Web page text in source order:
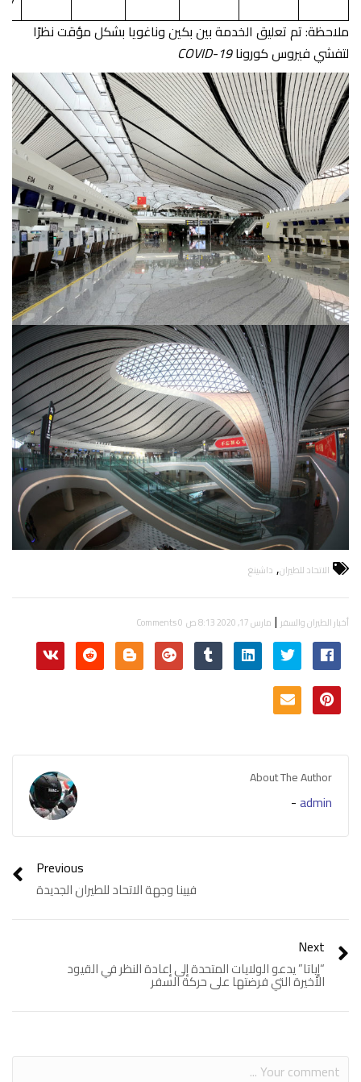
ملاحظة: تم تعليق الخدمة بين بكين وناغويا بشكل مؤقت نظرًا
لتفشي فيروس كوروناCOVID-19
الاتحاد للطيران, داشينغ
أخبار الطيران والسفر | مارس 17, 2020 8:13 ص 0 Comments
About The Author
admin
-
Previous
فيينا وجهة الاتحاد للطيران الجديدة
Next
“إياتا” يدعو الولايات المتحدة إلى إعادة النظر في القيود
الأخيرة التي فرضتها على حركة السفر